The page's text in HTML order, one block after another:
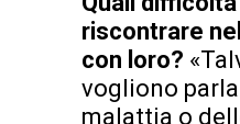
riscontrare
con loro?
vogliono
malattia o